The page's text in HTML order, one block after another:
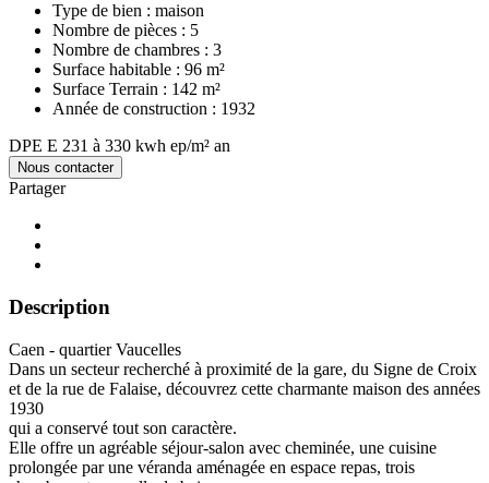
Type de bien : maison
Nombre de pièces : 5
Nombre de chambres : 3
Surface habitable : 96 m²
Surface Terrain : 142 m²
Année de construction : 1932
DPE E 231 à 330 kwh ep/m² an
Nous contacter
Partager
Description
Caen - quartier Vaucelles
Dans un secteur recherché à proximité de la gare, du Signe de Croix
et de la rue de Falaise, découvrez cette charmante maison des années
1930
qui a conservé tout son caractère.
Elle offre un agréable séjour-salon avec cheminée, une cuisine
prolongée par une véranda aménagée en espace repas, trois